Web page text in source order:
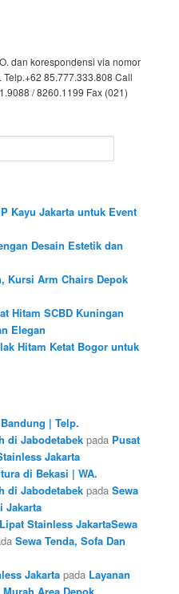
dan korespondensi via nomor
85.777.333.808 Call
/ 8260.1199 Fax (021)
Kayu Jakarta untuk Event
Desain Estetik dan
Kursi Arm Chairs Depok
Hitam SCBD Kuningan
Elegan
Hitam Ketat Bogor untuk
| Telp.
di Jabodetabek pada Pusat
Jakarta
di Bekasi | WA.
di Jabodetabek padaSewa
Jakarta
Stainless JakartaSewa
Sewa Tenda, Sofa Dan
Jakarta pada Layanan